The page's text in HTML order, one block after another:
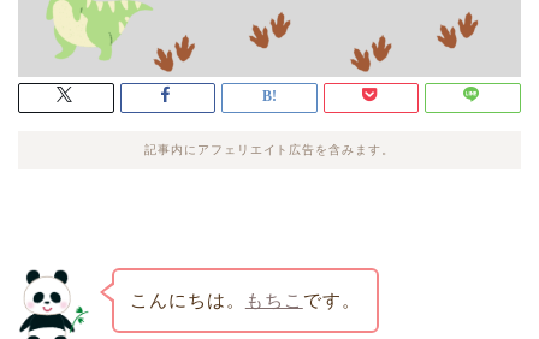
記事内にアフェリエイト広告を含みます。
こんにちは。 もちこ です。